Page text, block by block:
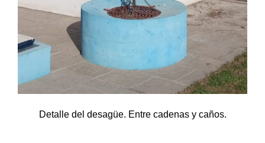
Detalle del desagüe. Entre cadenas y caños.